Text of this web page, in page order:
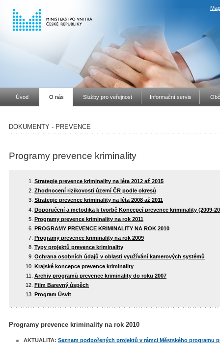
Úvod O nás Služby pro veřejnost Informační servis
DOKUMENTY - PREVENCE
Programy prevence kriminality
Strategie prevence kriminality na léta 2012 až 2015
Zhodnocení rizikovosti území ČR podle okresů
Strategie prevence kriminality na léta 2008 až 2011
Doporučení a metodika k tvorbě Koncepcí prevence kriminality (2009-
Programy prevence kriminality na rok 2011
PROGRAMY PREVENCE KRIMINALITY NA ROK 2010
Programy prevence kriminality na rok 2009
Typy projektů prevence kriminality
Ochrana osobních údajů v oblasti využívání kamerových systémů
Krajské koncepce prevence kriminality
Archiv programů prevence kriminality do roku 2007
Film Barevný úspěch
Program Úsvit
Programy prevence kriminality na rok 2010
AKTUALITA: Seznam podpořených projektů v rámci Městského programu